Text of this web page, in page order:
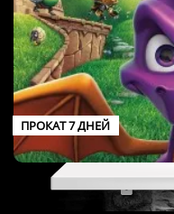
ПРОКАТ 7 ДНЕЙ